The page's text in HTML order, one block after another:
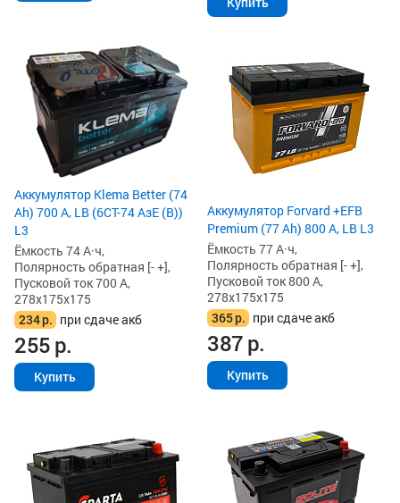
Аккумулятор Klema Better (74
Ah) 700 А, LB (6СТ-74 АзЕ (B))
L3
Ёмкость 74 А·ч,
Полярность обратная [- +],
Пусковой ток 700 А,
278x175x175
234р. при сдаче акб
255р.
Купить
Аккумулятор Forvard +EFB
Premium (77 Ah) 800 А, LB L3
Ёмкость 77 А·ч,
Полярность обратная [- +],
Пусковой ток 800 А,
278x175x175
365р. при сдаче акб
387р.
Купить